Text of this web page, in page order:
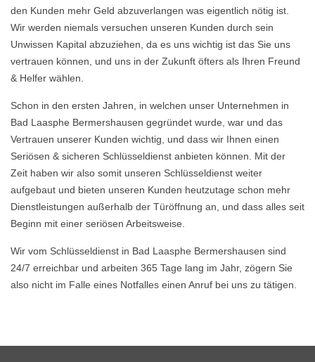
den Kunden mehr Geld abzuverlangen was eigentlich nötig ist.
Wir werden niemals versuchen unseren Kunden durch sein
Unwissen Kapital abzuziehen, da es uns wichtig ist das Sie uns
vertrauen können, und uns in der Zukunft öfters als Ihren Freund
& Helfer wählen.
Schon in den ersten Jahren, in welchen unser Unternehmen in
Bad Laasphe Bermershausen gegründet wurde, war und das
Vertrauen unserer Kunden wichtig, und dass wir Ihnen einen
Seriösen & sicheren Schlüsseldienst anbieten können. Mit der
Zeit haben wir also somit unseren Schlüsseldienst weiter
aufgebaut und bieten unseren Kunden heutzutage schon mehr
Dienstleistungen außerhalb der Türöffnung an, und dass alles seit
Beginn mit einer seriösen Arbeitsweise.
Wir vom Schlüsseldienst in Bad Laasphe Bermershausen sind
24/7 erreichbar und arbeiten 365 Tage lang im Jahr, zögern Sie
also nicht im Falle eines Notfalles einen Anruf bei uns zu tätigen.